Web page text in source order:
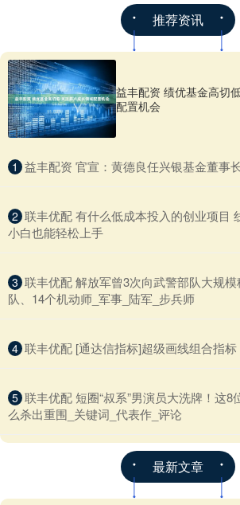
推荐资讯
益丰配资 绩优基金高切
配置机会
1 益丰配资 官宣：黄德良任兴银基金董事
2 联丰优配 有什么低成本投入的创业项目
小白也能轻松上手
3 联丰优配 解放军曾3次向武警部队大规
队、14个机动师_军事_陆军_步兵师
4 ​联丰优配 [通达信指标]超级画线组合指标
5 联丰优配 短圈“叔系”男演员大洗牌！这8
么杀出重围_关键词_代表作_评论
最新文章